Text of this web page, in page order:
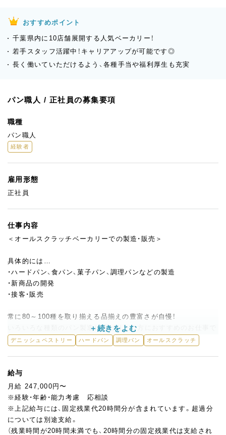
おすすめポイント
千葉県内に10店舗展開する人気ベーカリー！
若手スタッフ活躍中！キャリアアップが可能です◎
長く働いていただけるよう、各種手当や福利厚生も充実
パン職人 / 正社員の募集要項
職種
パン職人
経験者
雇用形態
正社員
仕事内容
＜オールスクラッチベーカリーでの製造・販売＞
具体的には…
・ハードパン、食パン、菓子パン、調理パンなどの製造
・新商品の開発
・接客・販売
常に80～100種を取り揃える品揃えの豊富さが自慢！
いろいろな種類のパン製造に携わりたい方におすすめのお仕事で
す。
経験者の方にはスキルに合わせてどんどんお仕事をお任せしてい
きます。
経験の浅い方でも、先輩スタッフが丁寧に指導しますのでご安心
ください。
新商品の開発にも力を入れており、1年目のスタッフやパート・ア
ルバイトスタッフのアイディアが採用された実績もありますよ！
デニッシュペストリー ハードパン 調理パン オールスクラッチ
給与
月給 247,000円〜
※経験・年齢・能力考慮 応相談
※上記給与には、固定残業代20時間分が含まれています。超過分
については別途支給。
（残業時間が20時間未満でも、20時間分の固定残業代は支給され